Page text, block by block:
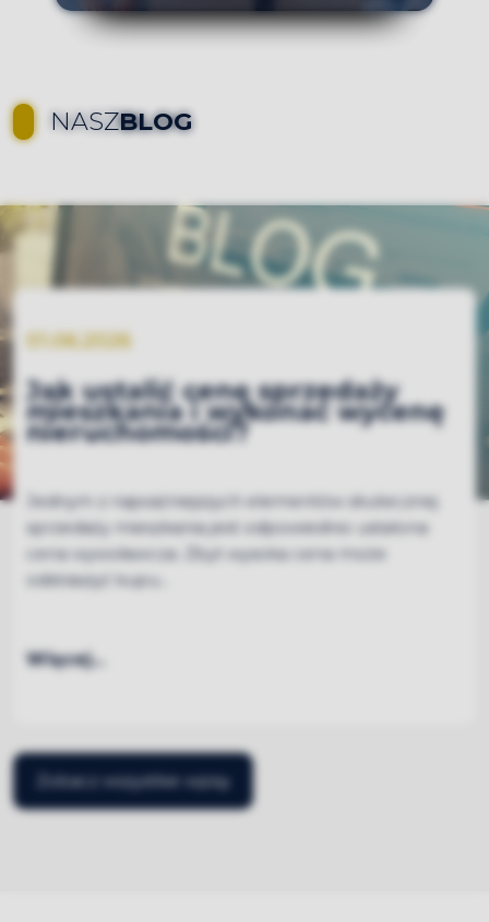
NASZBLOG
01.06.2026
Jak ustalić cenę sprzedaży
mieszkania i wykonać wycenę
nieruchomości?
Jednym z najważniejszych elementów skutecznej
sprzedaży mieszkania jest odpowiednio ustalona
cena wywoławcza. Zbyt wysoka cena może
odstraszyć kupu...
Więcej...
Zobacz wszystkie wpisy